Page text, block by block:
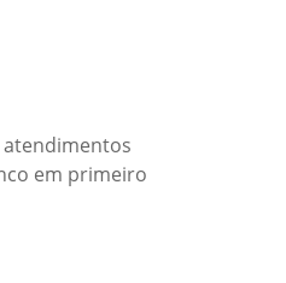
em primeiro